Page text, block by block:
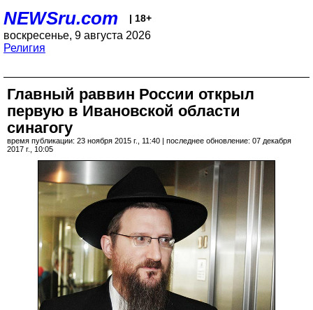
NEWSru.com | 18+
воскресенье, 9 августа 2026
Религия
Главный раввин России открыл
первую в Ивановской области
синагогу
время публикации: 23 ноября 2015 г., 11:40 | последнее обновление: 07 декабря
2017 г., 10:05